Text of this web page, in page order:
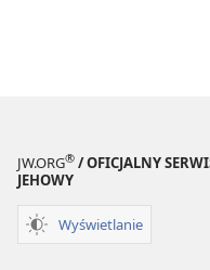
JW.ORG® / OFICJALNY
JEHOWY
Wyświetlanie